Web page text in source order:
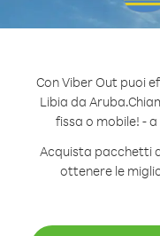
Con Viber Out puoi
Libia da Aruba.
fissa o mobile! -
Acquista pacchetti
ottenere le